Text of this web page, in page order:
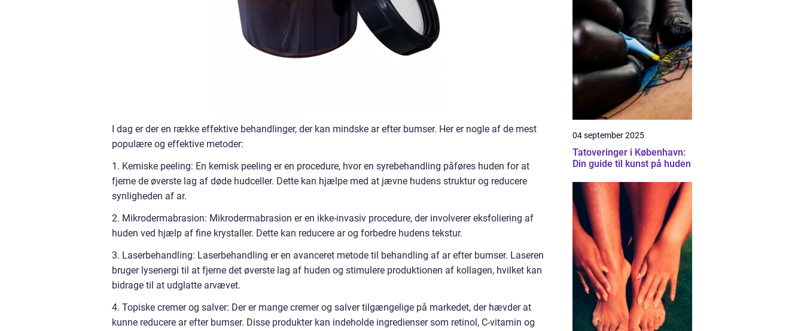
I dag er der en række effektive behandlinger, der kan mindske ar efter bumser. Her er nogle af de mest
populære og effektive metoder:
1. Kemiske peeling: En kemisk peeling er en procedure, hvor en syrebehandling påføres huden for at
fjerne de øverste lag af døde hudceller. Dette kan hjælpe med at jævne hudens struktur og reducere
synligheden af ar.
2. Mikrodermabrasion: Mikrodermabrasion er en ikke-invasiv procedure, der involverer eksfoliering af
huden ved hjælp af fine krystaller. Dette kan reducere ar og forbedre hudens tekstur.
3. Laserbehandling: Laserbehandling er en avanceret metode til behandling af ar efter bumser. Laseren
bruger lysenergi til at fjerne det øverste lag af huden og stimulere produktionen af kollagen, hvilket kan
bidrage til at udglatte arvævet.
4. Topiske cremer og salver: Der er mange cremer og salver tilgængelige på markedet, der hævder at
kunne reducere ar efter bumser. Disse produkter kan indeholde ingredienser som retinol, C-vitamin og
04 september 2025
Tatoveringer i København:
Din guide til kunst på huden